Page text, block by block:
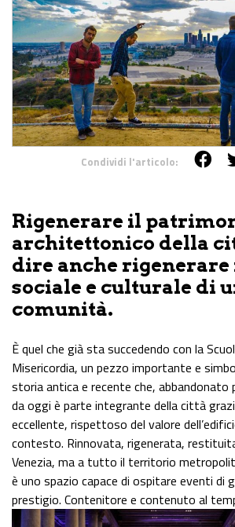
Condividi l'articolo:
Rigenerare il
architettonico della
dire anche rigenerare
sociale e culturale di
comunità.
È quel che già sta succedendo con la
Misericordia, un pezzo importante e
storia antica e recente che, abbandonato
da oggi è parte integrante della città
eccellente, rispettoso del valore
contesto. Rinnovata, rigenerata,
Venezia, ma a tutto il territorio
è uno spazio capace di ospitare eventi di
prestigio. Contenitore e contenuto al